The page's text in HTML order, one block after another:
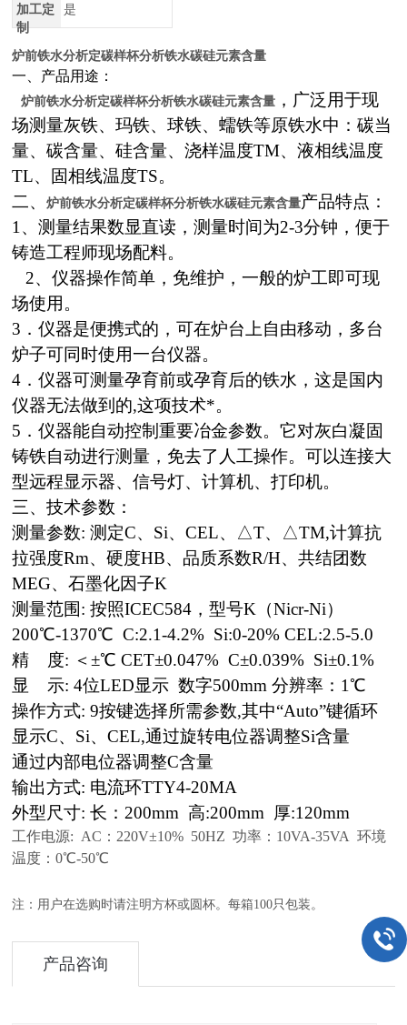
加工定
制
是
炉前铁水分析定碳样杯分析铁水碳硅元素含量
一、产品用途：
炉前铁水分析定碳样杯分析铁水碳硅元素含量 ，广泛用于现
场测量灰铁、玛铁、球铁、蠕铁等原铁水中：碳当
量、碳含量、硅含量、浇样温度TM、液相线温度
TL、固相线温度TS。
二、炉前铁水分析定碳样杯分析铁水碳硅元素含量产品特点：
1、测量结果数显直读，测量时间为2-3分钟，便于
铸造工程师现场配料。
2、仪器操作简单，免维护，一般的炉工即可现
场使用。
3．仪器是便携式的，可在炉台上自由移动，多台
炉子可同时使用一台仪器。
4．仪器可测量孕育前或孕育后的铁水，这是国内
仪器无法做到的,这项技术*。
5．仪器能自动控制重要冶金参数。它对灰白凝固
铸铁自动进行测量，免去了人工操作。可以连接大
型远程显示器、信号灯、计算机、打印机。
三、技术参数：
测量参数: 测定C、Si、CEL、△T、△TM,计算抗
拉强度Rm、硬度HB、品质系数R/H、共结团数
MEG、石墨化因子K
测量范围: 按照ICEC584，型号K（Nicr-Ni）
200℃-1370℃ C:2.1-4.2% Si:0-20% CEL:2.5-5.0
精 度: ＜±℃ CET±0.047% C±0.039% Si±0.1%
显 示: 4位LED显示 数字500mm 分辨率：1℃
操作方式: 9按键选择所需参数,其中“Auto”键循环
显示C、Si、CEL,通过旋转电位器调整Si含量
通过内部电位器调整C含量
输出方式: 电流环TTY4-20MA
外型尺寸: 长：200mm 高:200mm 厚:120mm
工作电源: AC：220V±10% 50HZ 功率：10VA-35VA 环境
温度：0℃-50℃
注：用户在选购时请注明方杯或圆杯。每箱100只包装。
产品咨询